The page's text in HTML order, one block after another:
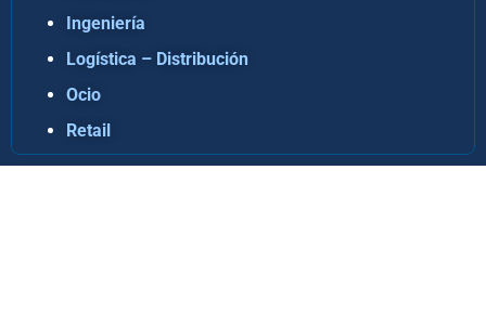
Ingeniería
Logística – Distribución
Ocio
Retail